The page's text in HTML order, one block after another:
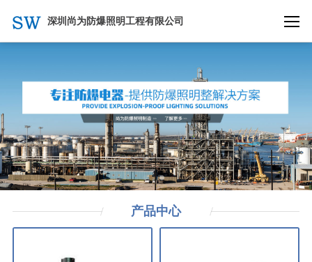
深圳尚为防爆照明工程有限公司
产品中心